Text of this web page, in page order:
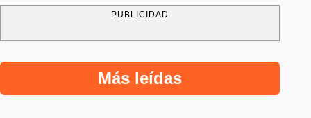
PUBLICIDAD
Más leídas